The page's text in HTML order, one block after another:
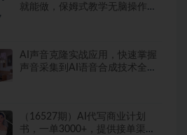
就能做，保姆式教学无脑操作
AI声音克隆实战应用，快速掌握
声音采集到AI语音合成技术全流
（16527期）AI代写商业计划
书，一单3000+，提供接单渠